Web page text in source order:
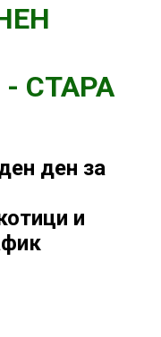
СТАРА
ден за
и